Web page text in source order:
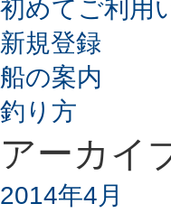
初めてご利用
新規登録
船の案内
釣り方
アーカイ
2014年4月